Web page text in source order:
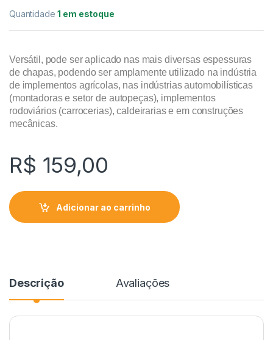
Quantidade1 em estoque
Versátil, pode ser aplicado nas mais diversas espessuras
de chapas, podendo ser amplamente utilizado na indústria
de implementos agrícolas, nas indústrias automobilísticas
(montadoras e setor de autopeças), implementos
rodoviários (carrocerias), caldeirarias e em construções
mecânicas.
R$ 159,00
Adicionar ao carrinho
Descrição Avaliações